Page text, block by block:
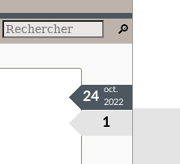
1
24
oct.
2022